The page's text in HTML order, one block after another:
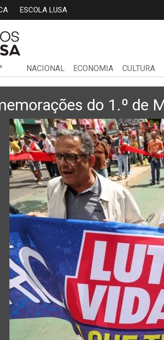
ESCOLA LUSA
NACIONAL ECONOMIA CULTURA
do 1.º de